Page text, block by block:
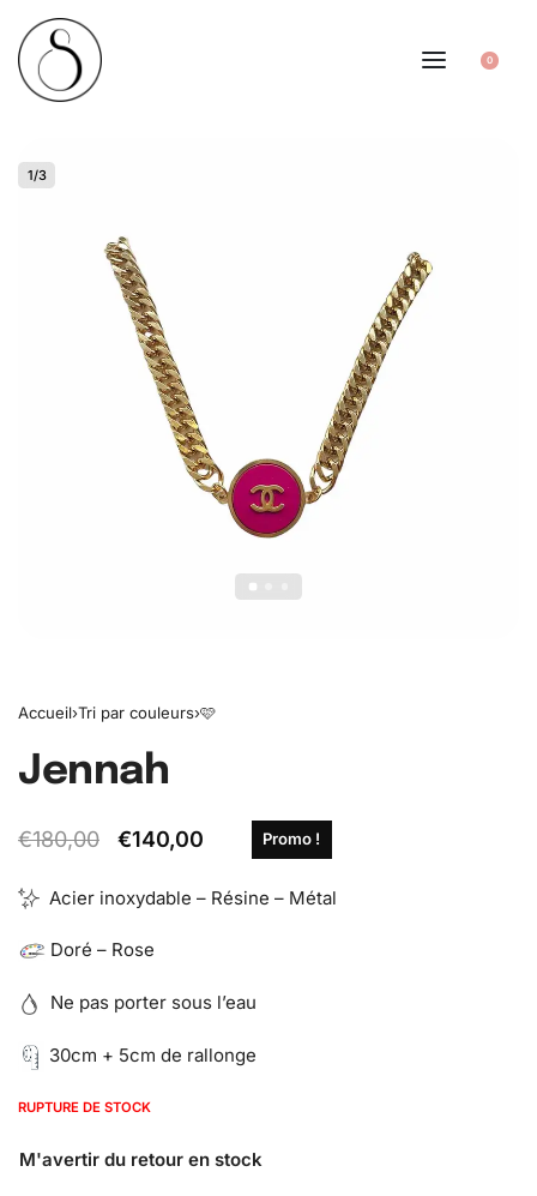
0
1/3
Accueil›Tri par couleurs›🩷
Jennah
€180,00 €140,00 Promo !
Acier inoxydable – Résine – Métal
Doré – Rose
Ne pas porter sous l’eau
30cm + 5cm de rallonge
RUPTURE DE STOCK